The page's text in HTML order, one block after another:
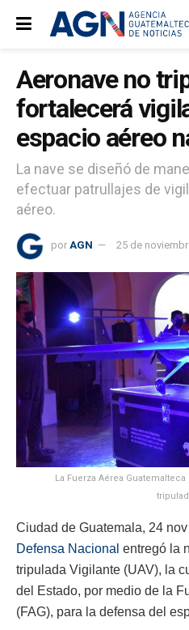
Aeronave no
fortalecerá
espacio aéreo
La nave se diseñó de
efectuar patrullajes de
aéreo.
por AGN 25 de
La Fuerza Aérea
Ciudad de Guatemala, 24 nov
Defensa Nacional entregó la
tripulada Vigilante (UAV), la
del Estado, por medio de la
(FAG), para la defensa del